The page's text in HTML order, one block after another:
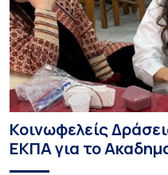
Κοινωφελείς
ΕΚΠΑ για το